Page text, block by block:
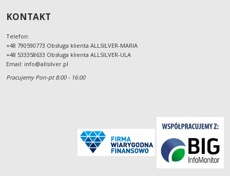
KONTAKT
Telefon:
+48 790590773 Obsługa klienta ALLSILVER-MARIA
+48 533358633 Obsługa klienta ALLSILVER-ULA
Email: info@allsilver.pl
Pracujemy Pon-pt 8:00 - 16:00